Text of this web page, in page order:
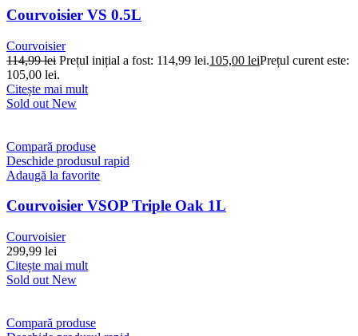
Courvoisier VS 0.5L
Courvoisier
114,99lei Prețul inițial a fost: 114,99 lei.105,00 leiPrețul curent este:
105,00 lei.
Citește mai mult
Sold out New
Compară produse
Deschide produsul rapid
Adaugă la favorite
Courvoisier VSOP Triple Oak 1L
Courvoisier
299,99 lei
Citește mai mult
Sold out New
Compară produse